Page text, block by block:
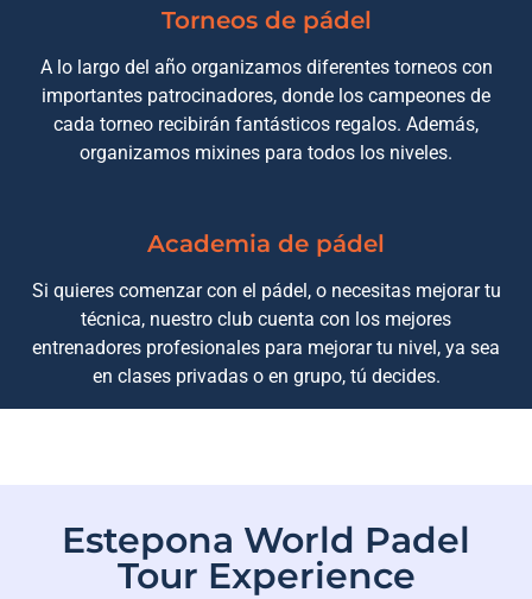
Torneos de pádel
A lo largo del año organizamos diferentes torneos con
importantes patrocinadores, donde los campeones de
cada torneo recibirán fantásticos regalos. Además,
organizamos mixines para todos los niveles.
Academia de pádel
Si quieres comenzar con el pádel, o necesitas mejorar tu
técnica, nuestro club cuenta con los mejores
entrenadores profesionales para mejorar tu nivel, ya sea
en clases privadas o en grupo, tú decides.
Estepona World Padel
Tour Experience